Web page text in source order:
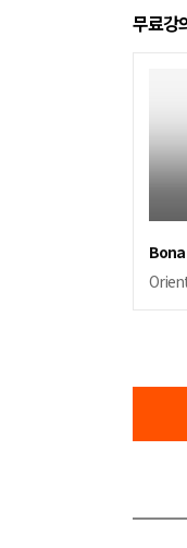
무료강
Bona